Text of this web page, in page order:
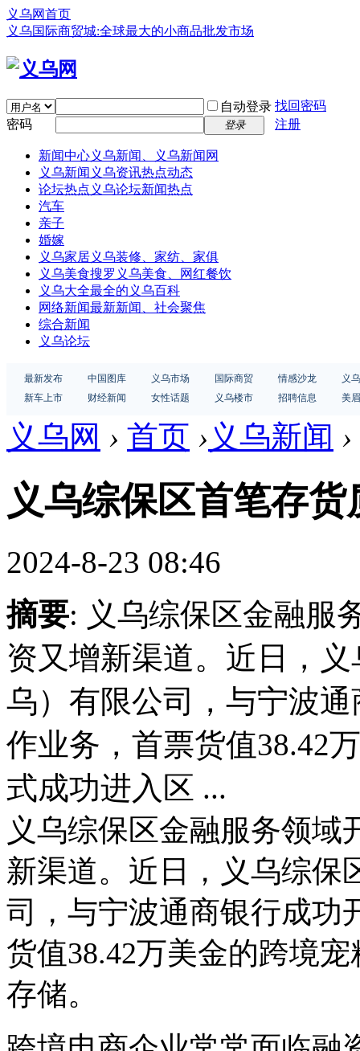
义乌网首页
义乌国际商贸城:全球最大的小商品批发市场
自动登录 找回密码
密码
登录 注册
新闻中心义乌新闻、义乌新闻网
义乌新闻 义乌资讯热点动态
论坛热点 义乌论坛新闻热点
汽车
亲子
婚嫁
义乌家居义乌装修、家纺、家俱
义乌美食搜罗义乌美食、网红餐饮
义乌大全最全的义乌百科
网络新闻最新新闻、社会聚焦
综合新闻
义乌论坛
最新发布 中国图库 义乌市场 国际商贸 情感沙龙
义
新车上市
财经新闻 女性话题 义乌楼市 招聘信息 美
义乌网 › 首页 › 义乌新闻 ›
义乌综保区首笔存
2024-8-23 08:46
摘要: 义乌综保区金融服
资又增新渠道。近日，
乌）有限公司，与宁波
作业务，首票货值38.42
式成功进入区 ...
义乌综保区金融服务领域
新渠道。近日，义乌综保
司，与宁波通商银行成功
货值38.42万美金的跨境
存储。